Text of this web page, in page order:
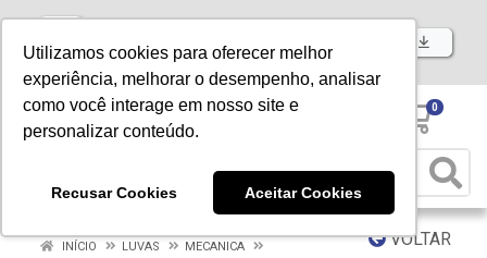
Utilizamos cookies para oferecer melhor
experiência, melhorar o desempenho, analisar
como você interage em nosso site e
personalizar conteúdo.
Recusar Cookies Aceitar Cookies
Baixe já nosso APP
0
VOLTAR
INÍCIO LUVAS
MECANICA